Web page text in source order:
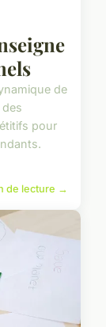
de
pour
de lecture →